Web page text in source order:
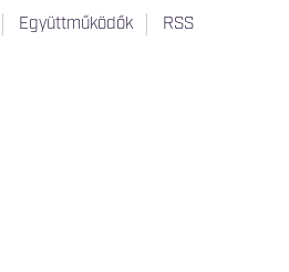
Együttműködők RSS